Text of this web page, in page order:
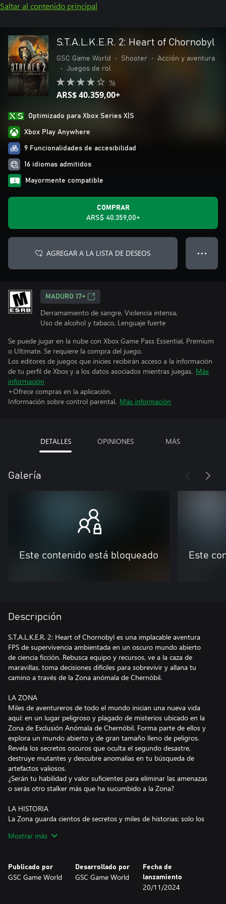
Saltar al contenido principal
S.T.A.L.K.E.R. 2: Heart of Chornobyl
GSC Game World • Shooter •
Acción y aventura
•
Juegos de rol
76
ARS$ 40.359,00+
Optimizado para Xbox Series X|S
Xbox Play Anywhere
9 Funcionalidades de accesibilidad
16 idiomas admitidos
Mayormente compatible
COMPRAR
ARS$ 40.359,00+
AGREGAR A LA LISTA DE DESEOS ● ● ●
MADURO 17+
Derramamiento de sangre, Violencia intensa,
Uso de alcohol y tabaco, Lenguaje fuerte
Se puede jugar en la nube con Xbox Game Pass Essential, Premium
o Ultimate. Se requiere la compra del juego.
Los editores de juegos que inicies recibirán acceso a la información
de tu perfil de Xbox y a los datos asociados mientras juegas. Más
información
+Ofrece compras en la aplicación.
Información sobre control parental. Más información
DETALLES OPINIONES MÁS
Galería
Este contenido está bloqueado Este
Descripción
S.T.A.L.K.E.R. 2: Heart of Chornobyl es una implacable aventura
FPS de supervivencia ambientada en un oscuro mundo abierto
de ciencia ficción. Rebusca equipo y recursos, ve a la caza de
maravillas, toma decisiones difíciles para sobrevivir y allana tu
camino a través de la Zona anómala de Chernóbil.
LA ZONA
Miles de aventureros de todo el mundo inician una nueva vida
aquí: en un lugar peligroso y plagado de misterios ubicado en la
Zona de Exclusión Anómala de Chernóbil. Forma parte de ellos y
explora un mundo abierto y de gran tamaño lleno de peligros.
Revela los secretos oscuros que oculta el segundo desastre,
destruye mutantes y descubre anomalías en tu búsqueda de
artefactos valiosos.
¿Serán tu habilidad y valor suficientes para eliminar las amenazas
o serás otro stalker más que ha sucumbido a la Zona?
LA HISTORIA
La Zona guarda cientos de secretos y miles de historias; solo los
un stalker solitario y explorarás un mundo único y
decides, muchas de tus elecciones acarrearán consecuencias.
Algunas muy inesperadas.
La figura del stalker puede ser la de un amigo salvador y fiel, o la
Mostrar más
Publicado por
GSC Game World
Desarrollado por
GSC Game World
Fecha de
lanzamiento
20/11/2024